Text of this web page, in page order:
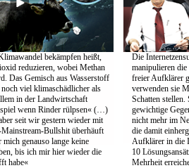
bekämpfen heißt,
reduzieren, wobei Methan
Das Gemisch aus Wasserstoff
viel klimaschädlicher als
in der Landwirtschaft
wenn Rinder rülpsen« (…)
seit wir gestern wieder mit
Bullshit überhäuft
genauso lange keine
bis ich mir hier wieder die
habe«
Die
manipulieren die
freier Aufklärer
verwenden sie
Schatten
gewichtige
nicht mehr im
die damit
Aufklärer in die
10
Mehrheit